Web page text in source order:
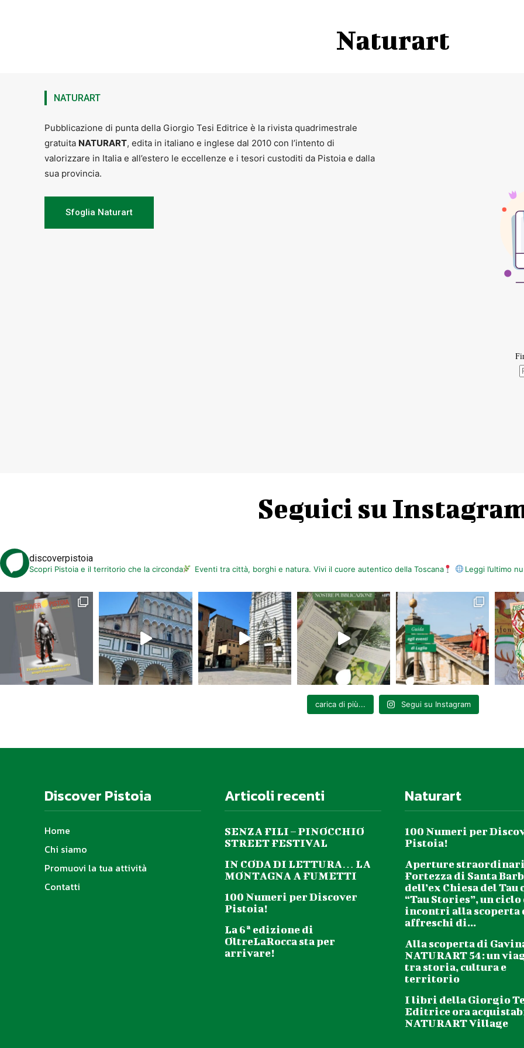
INFORMAZIONI
– https://musei.comune.pistoia.it/eventi/federico-gori-
Naturart
NATURART
Pubblicazione di punta della Giorgio Tesi Editrice è la rivista quadrimestrale
gratuita NATURART, edita in italiano e inglese dal 2010 con l’intento di
valorizzare in Italia e all’estero le eccellenze e i tesori custoditi da Pistoia e dalla
sua provincia.
Sfoglia Naturart
Seguici su
discoverpistoia
Scopri Pistoia e il territorio che la circonda Eventi tra città, borghi e natura. Vivi il cuore autentico della Toscana Leggi l’ultimo
carica di più... Segui su Instagram
Discover Pistoia
Home
Chi siamo
Promuovi la tua attività
Contatti
Articoli recenti
SENZA FILI – PINOCCHIO
STREET FESTIVAL
IN CODA DI LETTURA… LA
MONTAGNA A FUMETTI
100 Numeri per Discover
Pistoia!
La 6ª edizione di
OltreLaRocca sta per
arrivare!
Naturart
100 Numeri per
Pistoia!
Aperture
Fortezza di Santa
dell’ex Chiesa del Tau
“Tau Stories”, un
incontri alla scoperta
affreschi di...
Alla scoperta di
NATURART 54: un
tra storia, cultura e
territorio
I libri della Giorgio
Editrice ora
NATURART Village